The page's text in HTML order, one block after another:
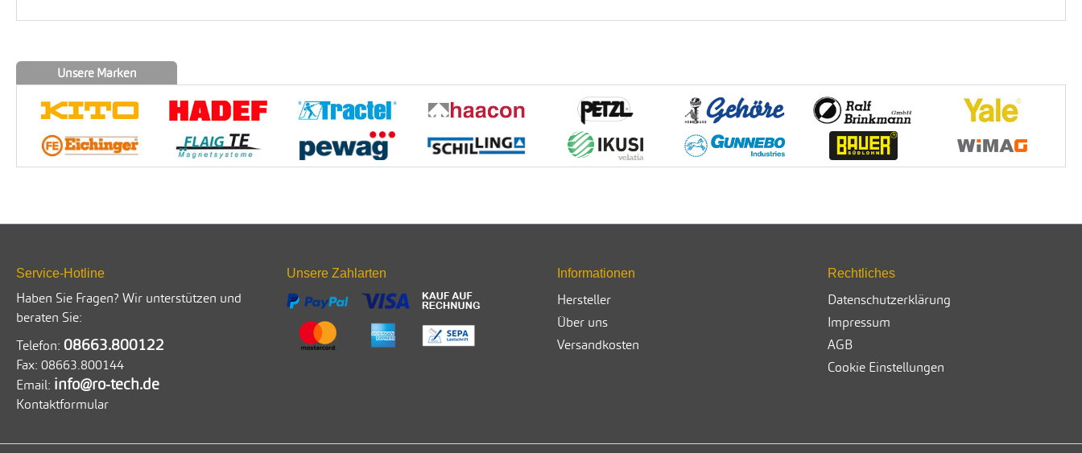
Unsere Marken
Service-Hotline
Haben Sie Fragen? Wir unterstützen und
beraten Sie:
Telefon: 08663.800122
Fax: 08663.800144
Email: info@ro-tech.de
Kontaktformular
Unsere Zahlarten Informationen
Hersteller
Über uns
Versandkosten
Rechtliches
Datenschutzerklärung
Impressum
AGB
Cookie Einstellungen